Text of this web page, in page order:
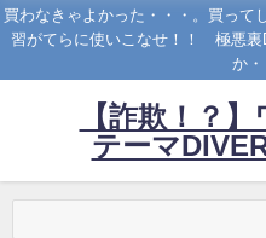
買わなきゃよかった・・・。買って
習がてらに使いこなせ！！ 極悪
か・
【詐欺！？】
テーマ